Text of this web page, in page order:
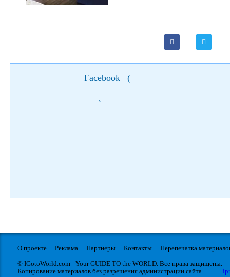
Facebook (
)
О проекте Реклама Партнеры Контакты
Перепечатка
© IGotoWorld.com - Your GUIDE TO the WORLD. Все права защищены.
Копирование материалов без разрешения администрации сайта